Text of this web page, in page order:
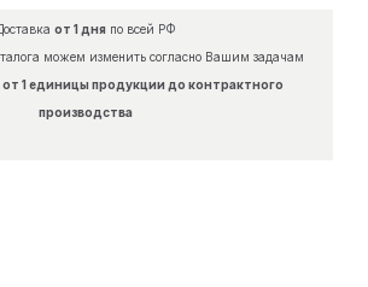
от 1 дняпо всей РФ
можем изменить согласно Вашим задачам
от 1 единицы продукции до контрактного
производства